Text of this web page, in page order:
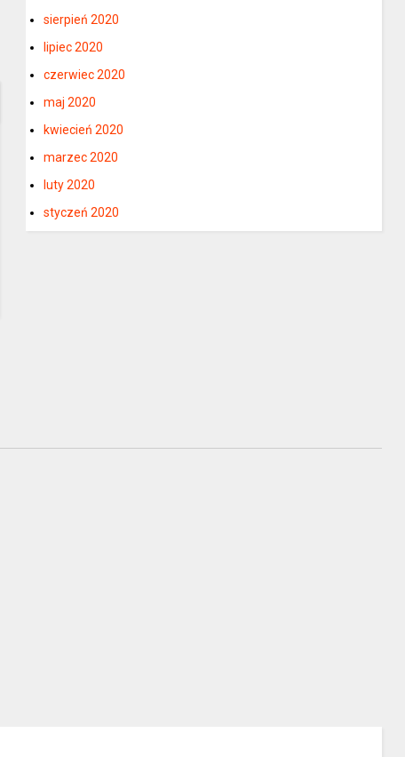
sierpień 2020
lipiec 2020
czerwiec 2020
maj 2020
kwiecień 2020
marzec 2020
luty 2020
styczeń 2020